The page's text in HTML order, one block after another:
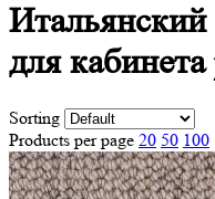
для
Sorting
Products per page 20 50 100